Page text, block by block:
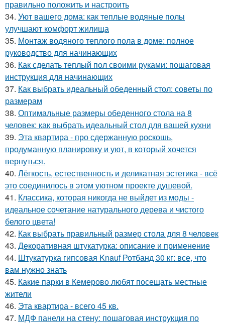
правильно положить и настроить
34. Уют вашего дома: как теплые водяные полы
улучшают комфорт жилища
35. Монтаж водяного теплого пола в доме: полное
руководство для начинающих
36. Как сделать теплый пол своими руками: пошаговая
инструкция для начинающих
37. Как выбрать идеальный обеденный стол: советы по
размерам
38. Оптимальные размеры обеденного стола на 8
человек: как выбрать идеальный стол для вашей кухни
39. Эта квартира - про сдержанную роскошь,
продуманную планировку и уют, в который хочется
вернуться.
40. Лёгкость, естественность и деликатная эстетика - всё
это соединилось в этом уютном проекте душевой.
41. Классика, которая никогда не выйдет из моды -
идеальное сочетание натурального дерева и чистого
белого цвета!
42. Как выбрать правильный размер стола для 8 человек
43. Декоративная штукатурка: описание и применение
44. Штукатурка гипсовая Knauf Ротбанд 30 кг: все, что
вам нужно знать
45. Какие парки в Кемерово любят посещать местные
жители
46. Эта квартира - всего 45 кв.
47. МДФ панели на стену: пошаговая инструкция по